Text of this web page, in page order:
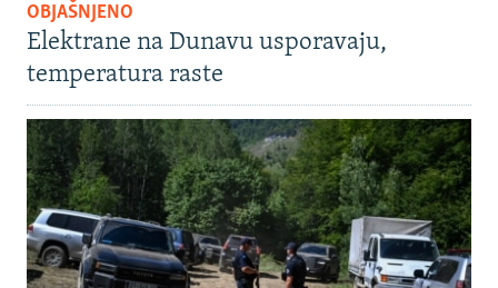
OBJAŠNJENO
Elektrane na Dunavu usporavaju,
temperatura raste